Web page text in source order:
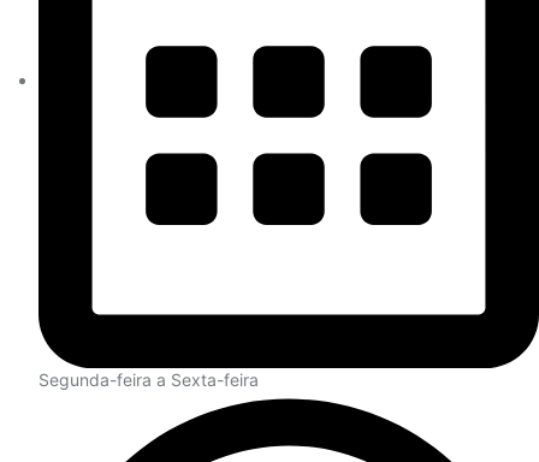
Segunda-feira a Sexta-feira